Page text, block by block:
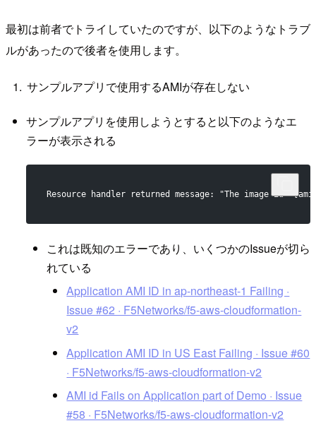
最初は前者でトライしていたのですが、以下のようなトラブ
ルがあったので後者を使用します。
サンプルアプリで使用するAMIが存在しない
サンプルアプリを使用しようとすると以下のようなエ
ラーが表示される
Resource handler returned message: "The image id
これは既知のエラーであり、いくつかのIssueが切ら
れている
Application AMI ID in ap-northeast-1 Failing ·
Issue #62 · F5Networks/f5-aws-cloudformation-
v2
Application AMI ID in US East Failing · Issue #60
· F5Networks/f5-aws-cloudformation-v2
AMI id Fails on Application part of Demo · Issue
#58 · F5Networks/f5-aws-cloudformation-v2